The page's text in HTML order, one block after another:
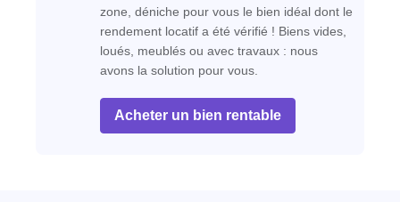
zone, déniche pour vous le bien idéal dont le
rendement locatif a été vérifié ! Biens vides,
loués, meublés ou avec travaux : nous
avons la solution pour vous.
Acheter un bien rentable